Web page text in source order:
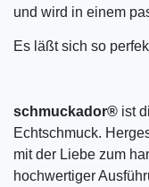
und wird in einem
Es läßt sich so
schmuckador® ist
Echtschmuck.
mit der Liebe zum
hochwertiger